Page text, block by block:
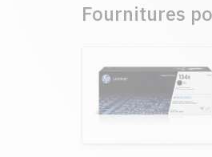
Fournitures